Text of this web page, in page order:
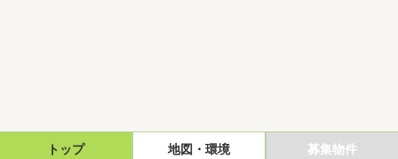
トップ 地図・環境 募集物件